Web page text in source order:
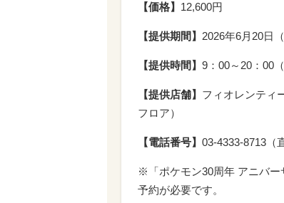
【価格】 12,600円
【提供期間】 2026年6月20日
【提供時間】 9：00～20：00
【提供店舗】 フィオレンティ
フロア）
【電話番号】 03-4333-8713（
※「ポケモン30周年 アニバー
予約が必要です。